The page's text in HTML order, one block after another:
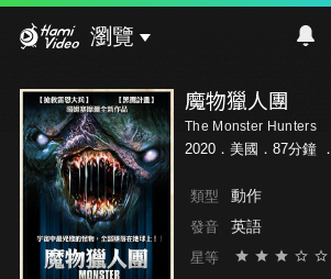
瀏覽
魔物獵人團
The Monster Hunters
2020．美國．87分鐘 ．
類型 動作
發音 英語
星等